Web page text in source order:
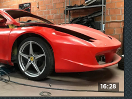
16:28